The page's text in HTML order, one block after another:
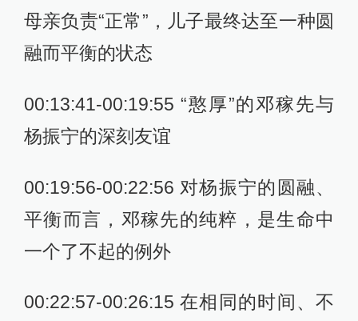
母亲负责“正常”，儿子最终达至一种圆
融而平衡的状态
00:13:41-00:19:55 “憨厚”的邓稼先与
杨振宁的深刻友谊
00:19:56-00:22:56 对杨振宁的圆融、
平衡而言，邓稼先的纯粹，是生命中
一个了不起的例外
00:22:57-00:26:15 在相同的时间、不